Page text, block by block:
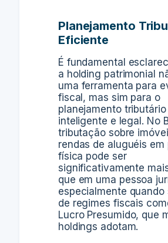
Planejamento
Eficiente
É fundamental
a holding patrimonial
uma ferramenta para
fiscal, mas sim para o
planejamento tributário
inteligente e legal. No
tributação sobre
rendas de aluguéis em
física pode ser
significativamente
que em uma pessoa
especialmente quando
de regimes fiscais
Lucro Presumido, que
holdings adotam.